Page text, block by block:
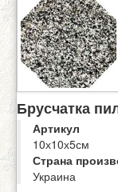
Брусчатка
Артикул
10х10х5см
Страна
Украина